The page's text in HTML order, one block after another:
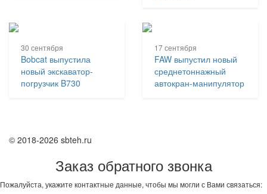
30 сентября
Bobcat выпустила
новый экскаватор-
погрузчик B730
17 сентября
FAW выпустил новый
среднетоннажный
автокран-манипулятор
© 2018-2026 sbteh.ru
Заказ обратного звонка
Пожалуйста, укажите контактные данные, чтобы мы могли с Вами связаться: